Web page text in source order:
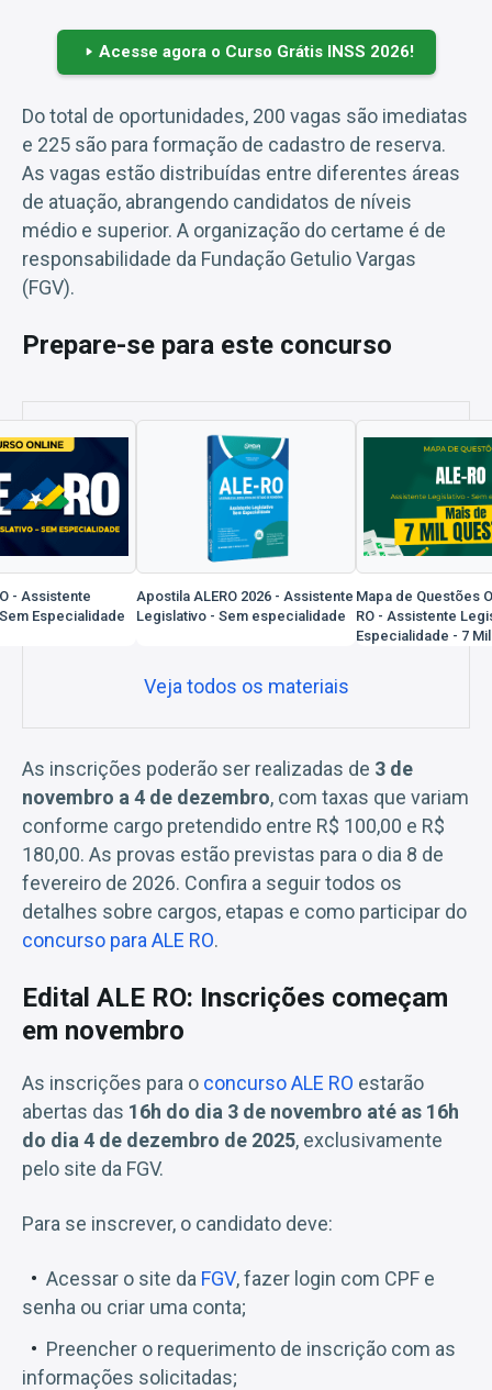
Acesse agora o Curso Grátis INSS 2026!
Do total de oportunidades, 200 vagas são imediatas
e 225 são para formação de cadastro de reserva.
As vagas estão distribuídas entre diferentes áreas
de atuação, abrangendo candidatos de níveis
médio e superior. A organização do certame é de
responsabilidade da Fundação Getulio Vargas
(FGV).
Prepare-se para este concurso
- Assistente
Especialidade
Apostila ALERO 2026 - Assistente
Legislativo - Sem especialidade
Mapa de Questões
RO - Assistente
Especialidade - 7
Veja todos os materiais
As inscrições poderão ser realizadas de 3 de
novembro a 4 de dezembro, com taxas que variam
conforme cargo pretendido entre R$ 100,00 e R$
180,00. As provas estão previstas para o dia 8 de
fevereiro de 2026. Confira a seguir todos os
detalhes sobre cargos, etapas e como participar do
concurso para ALE RO.
Edital ALE RO: Inscrições começam
em novembro
As inscrições para o concurso ALE RO estarão
abertas das 16h do dia 3 de novembro até as 16h
do dia 4 de dezembro de 2025, exclusivamente
pelo site da FGV.
Para se inscrever, o candidato deve:
Acessar o site da FGV, fazer login com CPF e
senha ou criar uma conta;
Preencher o requerimento de inscrição com as
informações solicitadas;